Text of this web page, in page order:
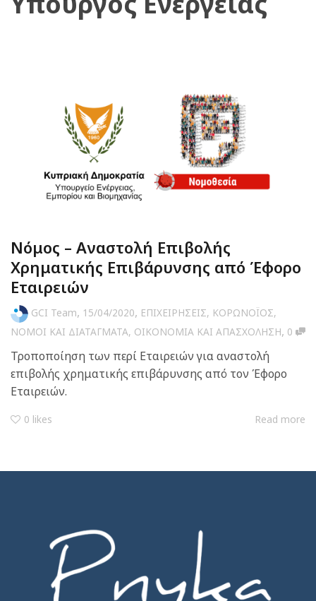
Νόμος – Αναστολή Επιβολής
Xρηματικής Eπιβάρυνσης από Έφορο
Εταιρειών
GCI Team, 15/04/2020, ΕΠΙΧΕΙΡΗΣΕΙΣ, ΚΟΡΩΝΟΪΟΣ,
ΝΟΜΟΙ ΚΑΙ ΔΙΑΤΑΓΜΑΤΑ, ΟΙΚΟΝΟΜΙΑ ΚΑΙ ΑΠΑΣΧΟΛΗΣΗ, 0
Τροποποίηση των περί Εταιρειών για αναστολή
επιβολής χρηματικής επιβάρυνσης από τον Έφορο
Εταιρειών.
0 likes Read more